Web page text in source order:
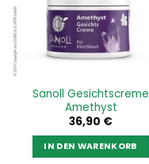
Sanoll Gesichtscreme
Amethyst
36,90 €
IN DEN WARENKORB